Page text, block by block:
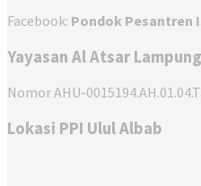
Facebook: Pondok Pesantren
Yayasan Al Atsar Lampung
Nomor AHU-
Lokasi PPI Ulul Albab